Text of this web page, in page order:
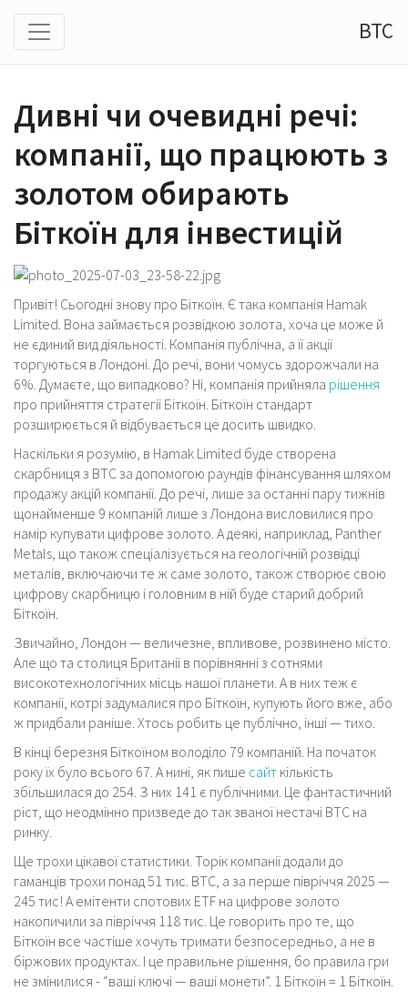
BTC
Дивні чи очевидні речі:
компанії, що працюють з
золотом обирають
Біткоїн для інвестицій
Привіт! Сьогодні знову про Біткоїн. Є така компанія Hamak
Limited. Вона займається розвідкою золота, хоча це може й
не єдиний вид діяльності. Компанія публічна, а її акції
торгуються в Лондоні. До речі, вони чомусь здорожчали на
6%. Думаєте, що випадково? Ні, компанія прийняла рішення
про прийняття стратегії Біткоїн. Біткоїн стандарт
розширюється й відбувається це досить швидко.
Наскільки я розумію, в Hamak Limited буде створена
скарбниця з BTC за допомогою раундів фінансування шляхом
продажу акцій компанії. До речі, лише за останні пару тижнів
щонайменше 9 компаній лише з Лондона висловилися про
намір купувати цифрове золото. А деякі, наприклад, Panther
Metals, що також спеціалізується на геологічній розвідці
металів, включаючи те ж саме золото, також створює свою
цифрову скарбницю і головним в ній буде старий добрий
Біткоїн.
Звичайно, Лондон — величезне, впливове, розвинено місто.
Але що та столиця Британії в порівнянні з сотнями
високотехнологічних місць нашої планети. А в них теж є
компанії, котрі задумалися про Біткоїн, купують його вже, або
ж придбали раніше. Хтось робить це публічно, інші — тихо.
В кінці березня Біткоїном володіло 79 компаній. На початок
року їх було всього 67. А нині, як пише сайт кількість
збільшилася до 254. З них 141 є публічними. Це фантастичний
ріст, що неодмінно призведе до так званої нестачі BTC на
ринку.
Ще трохи цікавої статистики. Торік компанії додали до
гаманців трохи понад 51 тис. BTC, а за перше півріччя 2025 —
245 тис! А емітенти спотових ETF на цифрове золото
накопичили за півріччя 118 тис. Це говорить про те, що
Біткоїн все частіше хочуть тримати безпосередньо, а не в
біржових продуктах. І це правильне рішення, бо правила гри
не змінилися - “ваші ключі — ваші монети”. 1 Біткоїн = 1 Біткоїн.